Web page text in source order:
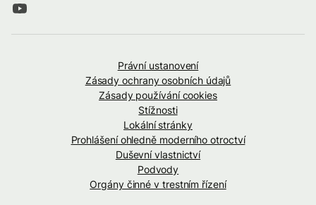
Právní ustanovení
Zásady ochrany osobních údajů
Zásady používání cookies
Stížnosti
Lokální stránky
Prohlášení ohledně moderního otroctví
Duševní vlastnictví
Podvody
Orgány činné v trestním řízení